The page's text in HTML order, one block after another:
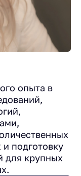
опыта в
подготовку
для крупных